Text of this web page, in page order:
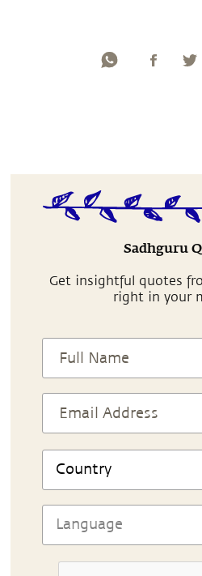
Sadhguru
Get insightful quotes
right in your